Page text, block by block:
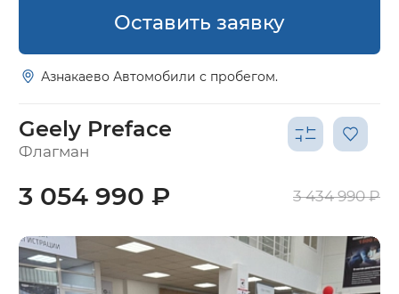
Оставить заявку
Азнакаево Автомобили с пробегом.
Geely Preface
Флагман
3 054 990 ₽ 3 434 990 ₽